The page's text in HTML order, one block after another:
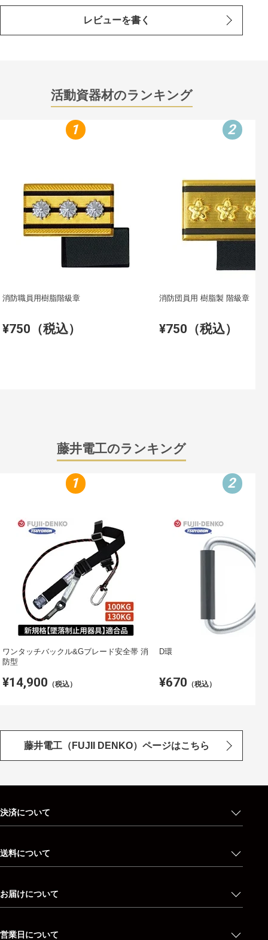
レビューを書く
活動資器材のランキング
1
消防職員用樹脂階級章
¥750（税込）
2
消防団員用 樹脂製 階級章
¥750（税込）
藤井電工のランキング
1
ワンタッチバックル&Gブレード安全帯 消
防型
¥14,900 （税込）
2
D環
¥670 （税込）
藤井電工（FUJII DENKO）ページはこちら
決済について
送料について
お届けについて
営業日について